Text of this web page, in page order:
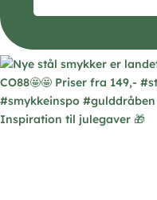
Inspiration til julegaver 🎁